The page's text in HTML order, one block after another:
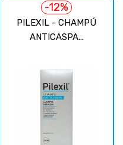
PILEXIL - CHAMPÚ
ANTICASPA...
-12%